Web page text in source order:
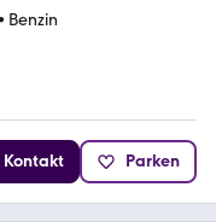
Benzin
Kontakt Parken